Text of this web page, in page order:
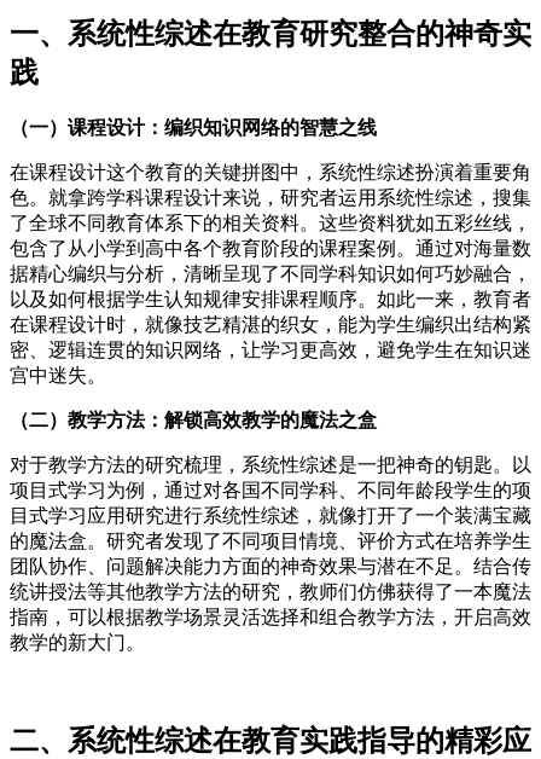
一、系统性综述在教育研究整合的神奇实
践
（一）课程设计：编织知识网络的智慧之线
在课程设计这个教育的关键拼图中，系统性综述扮演着重要角
色。就拿跨学科课程设计来说，研究者运用系统性综述，搜集
了全球不同教育体系下的相关资料。这些资料犹如五彩丝线，
包含了从小学到高中各个教育阶段的课程案例。通过对海量数
据精心编织与分析，清晰呈现了不同学科知识如何巧妙融合，
以及如何根据学生认知规律安排课程顺序。如此一来，教育者
在课程设计时，就像技艺精湛的织女，能为学生编织出结构紧
密、逻辑连贯的知识网络，让学习更高效，避免学生在知识迷
宫中迷失。
（二）教学方法：解锁高效教学的魔法之盒
对于教学方法的研究梳理，系统性综述是一把神奇的钥匙。以
项目式学习为例，通过对各国不同学科、不同年龄段学生的项
目式学习应用研究进行系统性综述，就像打开了一个装满宝藏
的魔法盒。研究者发现了不同项目情境、评价方式在培养学生
团队协作、问题解决能力方面的神奇效果与潜在不足。结合传
统讲授法等其他教学方法的研究，教师们仿佛获得了一本魔法
指南，可以根据教学场景灵活选择和组合教学方法，开启高效
教学的新大门。
二、系统性综述在教育实践指导的精彩应